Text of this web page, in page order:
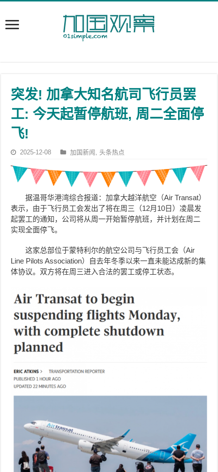
突发! 加拿大知名航司飞行员罢
工: 今天起暂停航班, 周二全面停
飞!
2025-12-08 加国新闻 ,头条热点
据温哥华港湾综合报道：加拿大越洋航空（Air Transat）
表示，由于飞行员工会发出了将在周三（12月10日）凌晨发
起罢工的通知，公司将从周一开始暂停航班，并计划在周二
实现全面停飞。
这家总部位于蒙特利尔的航空公司与飞行员工会（Air
Line Pilots Association）自去年冬季以来一直未能达成新的集
体协议。双方将在周三进入合法的罢工或停工状态。